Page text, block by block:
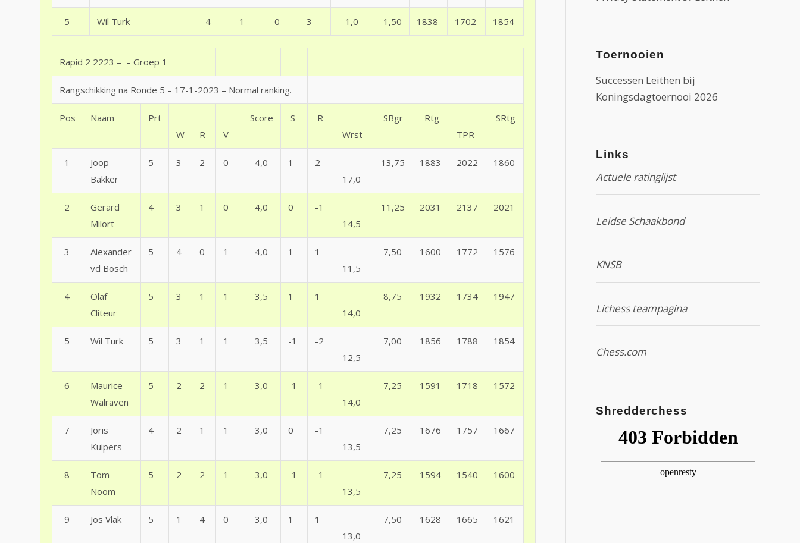
5 Wil Turk 4 1 0 3 1,0 1,50 1838 1702 1854
Rapid 2 2223 – – Groep 1
Rangschikking na Ronde 5 – 17-1-2023 – Normal ranking.
Pos Naam
Prt
W
R V
Score S
R
Wrst
SBgr
Rtg
TPR
SRtg
1
Joop
Bakker
5 3 2 0 4,0 1
2
17,0
13,75 1883 2022 1860
2
Gerard
Milort
4 3 1 0 4,0 0
-1
14,5
11,25 2031 2137 2021
3
Alexander
vd Bosch
5 4 0 1 4,0 1
1
11,5
7,50 1600 1772 1576
4
Olaf
Cliteur
5 3 1 1 3,5 1
1
14,0
8,75 1932 1734 1947
5 Wil Turk 5 3 1 1 3,5 -1
-2
12,5
7,00 1856 1788 1854
6
Maurice
Walraven
5 2 2 1 3,0 -1
-1
14,0
7,25 1591 1718 1572
7
Joris
Kuipers
4 2 1 1 3,0 0
-1
13,5
7,25 1676 1757 1667
8
Tom
Noom
5 2 2 1 3,0 -1
-1
13,5
7,25 1594 1540 1600
9 Jos Vlak 5 1 4 0 3,0 1
1
13,0
7,50 1628 1665 1621
Toernooien
Successen Leithen bij
Koningsdagtoernooi 2026
Links
Actuele ratinglijst
Leidse Schaakbond
KNSB
Lichess teampagina
Chess.com
Shredderchess